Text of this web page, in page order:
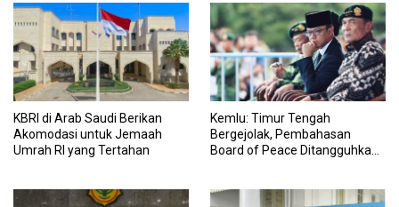
KBRI di Arab Saudi Berikan
Akomodasi untuk Jemaah
Umrah RI yang Tertahan
Kemlu: Timur Tengah
Bergejolak, Pembahasan
Board of Peace Ditangguhkan